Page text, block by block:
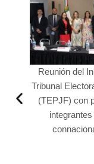
Reunión del
Tribunal
(TEPJF) con